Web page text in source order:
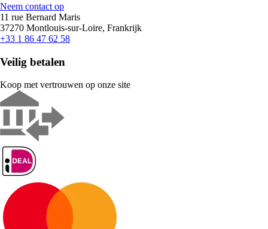
Neem contact op
11 rue Bernard Maris
37270 Montlouis-sur-Loire, Frankrijk
+33 1 86 47 62 58
Veilig betalen
Koop met vertrouwen op onze site